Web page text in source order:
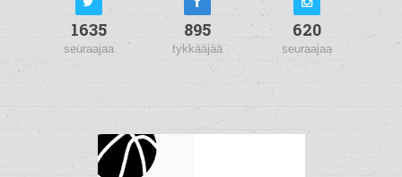
1635
seuraajaa
895
tykkääjää
620
seuraajaa